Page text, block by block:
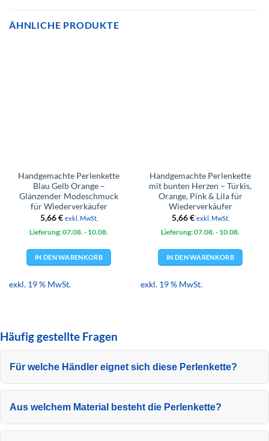
ÄHNLICHE PRODUKTE
Handgemachte Perlenkette
Blau Gelb Orange –
Glänzender Modeschmuck
für Wiederverkäufer
5,66€ exkl. MwSt.
Lieferung: 07.08. - 10.08.
IN DEN WARENKORB
exkl. 19 % MwSt.
Handgemachte Perlenkette
mit bunten Herzen – Türkis,
Orange, Pink & Lila für
Wiederverkäufer
5,66€ exkl. MwSt.
Lieferung: 07.08. - 10.08.
IN DEN WARENKORB
exkl. 19 % MwSt.
Häufig gestellte Fragen
Für welche Händler eignet sich diese Perlenkette?
Aus welchem Material besteht die Perlenkette?